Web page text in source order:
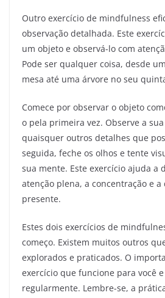
Outro exercício de mindfulness
observação detalhada. Este
um objeto e observá-lo com
Pode ser qualquer coisa, desde
mesa até uma árvore no seu
Comece por observar o objeto
o pela primeira vez. Observe a
quaisquer outros detalhes que
seguida, feche os olhos e tente
sua mente. Este exercício ajuda a
atenção plena, a concentração e
presente.
Estes dois exercícios de
começo. Existem muitos outros
explorados e praticados. O
exercício que funcione para você
regularmente. Lembre-se, a